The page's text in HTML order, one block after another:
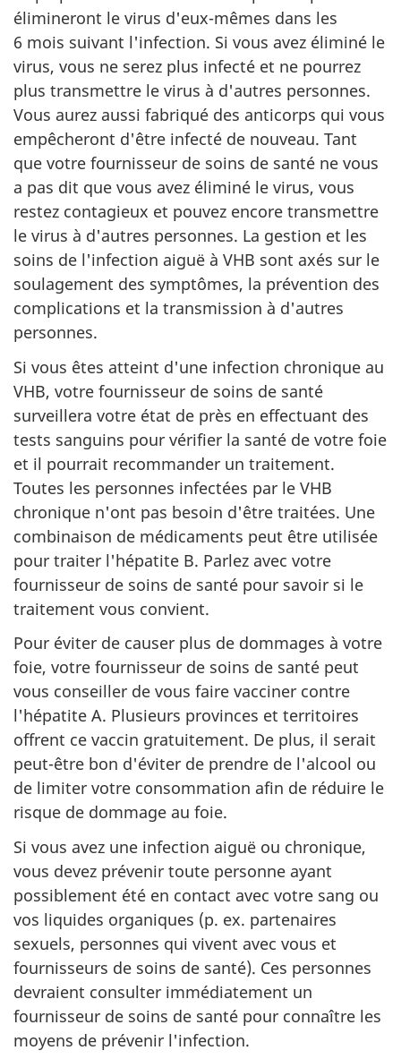
élimineront le virus d'eux-mêmes dans les
6 mois suivant l'infection. Si vous avez éliminé le
virus, vous ne serez plus infecté et ne pourrez
plus transmettre le virus à d'autres personnes.
Vous aurez aussi fabriqué des anticorps qui vous
empêcheront d'être infecté de nouveau. Tant
que votre fournisseur de soins de santé ne vous
a pas dit que vous avez éliminé le virus, vous
restez contagieux et pouvez encore transmettre
le virus à d'autres personnes. La gestion et les
soins de l'infection aiguë à VHB sont axés sur le
soulagement des symptômes, la prévention des
complications et la transmission à d'autres
personnes.
Si vous êtes atteint d'une infection chronique au
VHB, votre fournisseur de soins de santé
surveillera votre état de près en effectuant des
tests sanguins pour vérifier la santé de votre foie
et il pourrait recommander un traitement.
Toutes les personnes infectées par le VHB
chronique n'ont pas besoin d'être traitées. Une
combinaison de médicaments peut être utilisée
pour traiter l'hépatite B. Parlez avec votre
fournisseur de soins de santé pour savoir si le
traitement vous convient.
Pour éviter de causer plus de dommages à votre
foie, votre fournisseur de soins de santé peut
vous conseiller de vous faire vacciner contre
l'hépatite A. Plusieurs provinces et territoires
offrent ce vaccin gratuitement. De plus, il serait
peut-être bon d'éviter de prendre de l'alcool ou
de limiter votre consommation afin de réduire le
risque de dommage au foie.
Si vous avez une infection aiguë ou chronique,
vous devez prévenir toute personne ayant
possiblement été en contact avec votre sang ou
vos liquides organiques (p. ex. partenaires
sexuels, personnes qui vivent avec vous et
fournisseurs de soins de santé). Ces personnes
devraient consulter immédiatement un
fournisseur de soins de santé pour connaître les
moyens de prévenir l'infection.